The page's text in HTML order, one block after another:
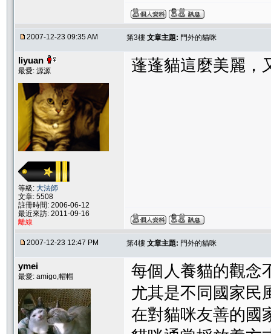
2007-12-23 09:35 AM 第3樓 文章主題: 門外的貓咪
liyuan
最愛: 源源
等級: 大法師
文章: 5508
註冊時間: 2006-06-12
最近來訪: 2011-09-16
離線
蓬蓬貓這麼美麗，
2007-12-23 12:47 PM 第4樓 文章主題: 門外的貓咪
ymei
最愛: amigo,帽帽
每個人養貓的觀念
尤其是不同國家民
在對貓咪友善的國